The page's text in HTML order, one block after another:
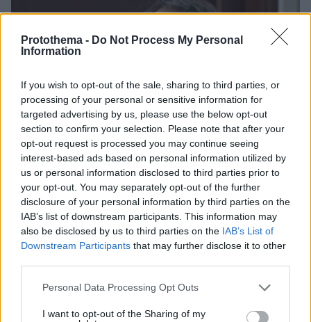
Protothema - Do Not Process My Personal
Information
If you wish to opt-out of the sale, sharing to third parties, or
processing of your personal or sensitive information for
targeted advertising by us, please use the below opt-out
section to confirm your selection. Please note that after your
opt-out request is processed you may continue seeing
interest-based ads based on personal information utilized by
us or personal information disclosed to third parties prior to
your opt-out. You may separately opt-out of the further
disclosure of your personal information by third parties on the
IAB’s list of downstream participants. This information may
also be disclosed by us to third parties on the IAB’s List of
Downstream Participants that may further disclose it to other
Please note that this website/app uses one or more Google
not limited to your visit or usage behaviour. You may click to
Personal Data Processing Opt Outs
I want to opt-out of the Sharing of my
θα περάσει πολύ καλά στην Ελλάδα, ελπίζουμε ότι θα
23.04.2026, 20:11